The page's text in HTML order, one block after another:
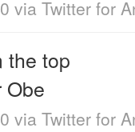
via Twitter for
the top
Obe
via Twitter for